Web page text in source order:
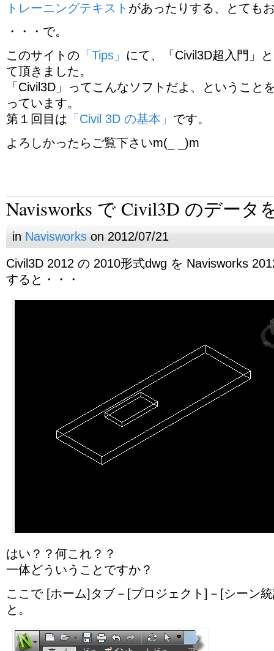
トレーニングテキスト があったりする、とても
・・・で。
このサイトの 「Tips」 にて、「Civil3D超入門」
て頂きました。
「Civil3D」ってこんなソフトだよ、ということ
っています。
第１回目は 「Civil 3D の基本」 です。
よろしかったらご覧下さいm(_ _)m
Navisworks で Civil3D のデータ
in Navisworks on 2012/07/21
Civil3D 2012 の 2010形式dwg を Navisworks
すると・・・
はい？？何これ？？
一体どういうことですか？
ここで [ホーム]タブ－[プロジェクト]－[シーン
と。